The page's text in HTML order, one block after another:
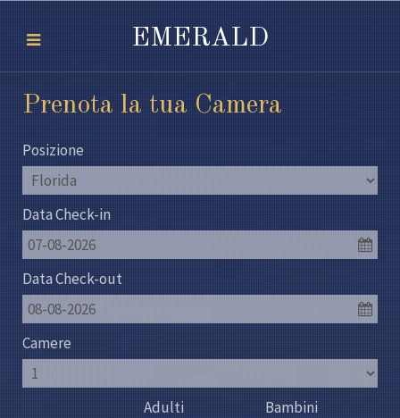
Prenota la tua Camera
Posizione
Data Check-in
07-08-2026
Data Check-out
08-08-2026
Camere
Adulti Bambini
EMERALD